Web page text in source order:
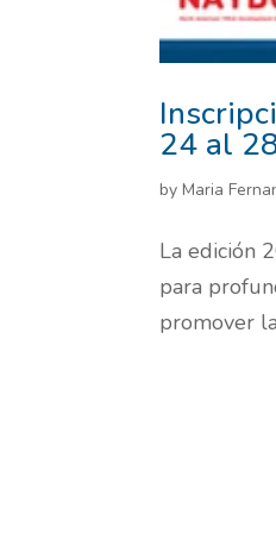
24 al
byMaria
La edición
para
promover